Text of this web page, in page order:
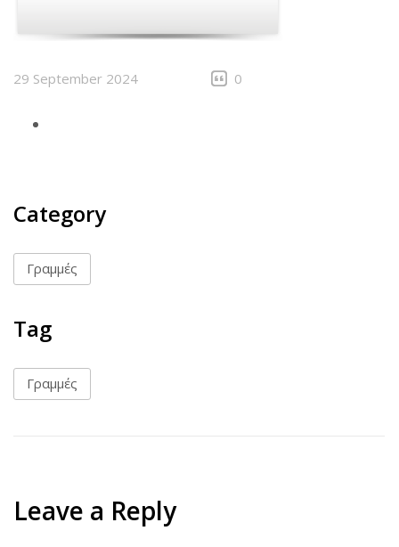
29 September 2024 0
Category
Γραμμές
Tag
Γραμμές
Leave a Reply